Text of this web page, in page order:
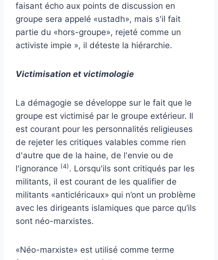
faisant écho aux points de discussion en
groupe sera appelé «ustadh», mais s'il fait
partie du «hors-groupe», rejeté comme un
activiste impie », il déteste la hiérarchie.
Victimisation et victimologie
La démagogie se développe sur le fait que le
groupe est victimisé par le groupe extérieur. Il
est courant pour les personnalités religieuses
de rejeter les critiques valables comme rien
d'autre que de la haine, de l'envie ou de
l'ignorance (4). Lorsqu'ils sont critiqués par les
militants, il est courant de les qualifier de
militants «anticléricaux» qui n’ont un problème
avec les dirigeants islamiques que parce qu’ils
sont néo-marxistes.
«Néo-marxiste» est utilisé comme terme